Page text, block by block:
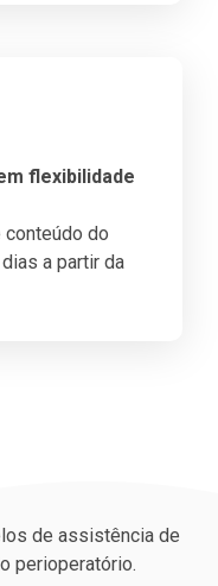
flexibilidade
conteúdo do
a partir da
de assistência de
perioperatório.